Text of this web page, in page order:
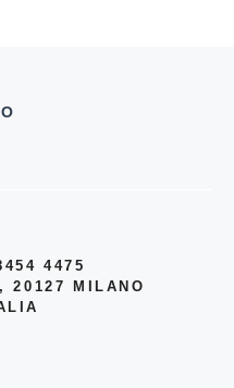
4475
20127 MILANO